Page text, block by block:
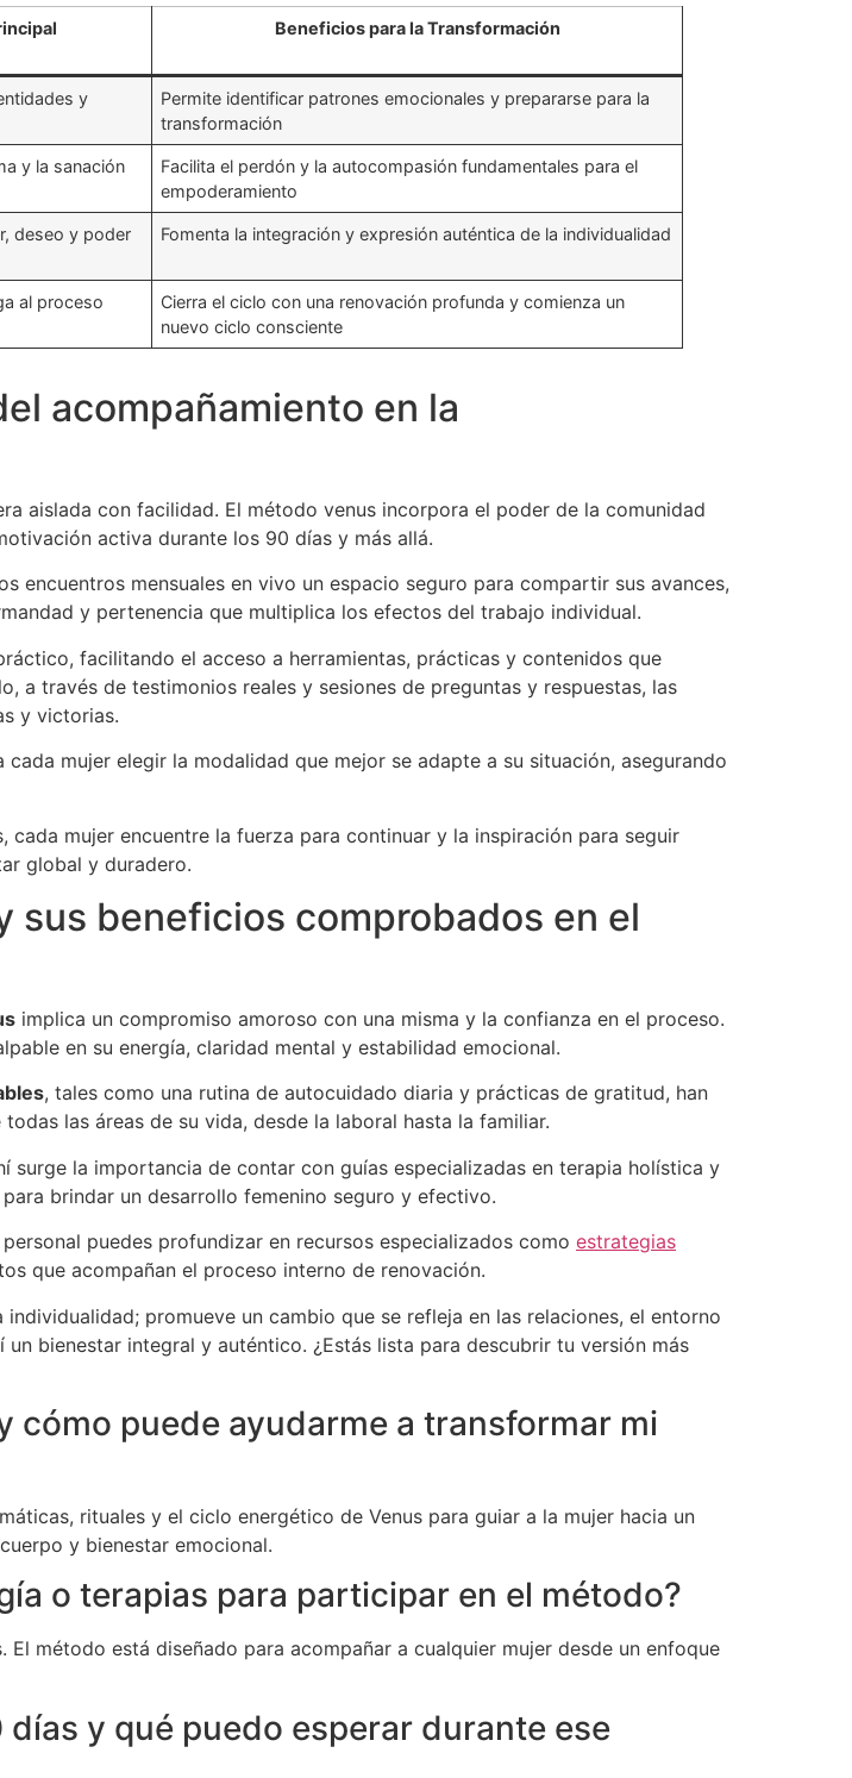
Beneficios para la Transformación
y
Permite identificar patrones emocionales y prepararse para la
transformación
y la sanación
Facilita el perdón y la autocompasión fundamentales para el
empoderamiento
deseo y poder
Fomenta la integración y expresión auténtica de la individualidad
al proceso
Cierra el ciclo con una renovación profunda y comienza un
nuevo ciclo consciente
acompañamiento en la
aislada con facilidad. El método venus incorpora el poder de la comunidad
activa durante los 90 días y más allá.
encuentros mensuales en vivo un espacio seguro para compartir sus avances,
y pertenencia que multiplica los efectos del trabajo individual.
facilitando el acceso a herramientas, prácticas y contenidos que
a través de testimonios reales y sesiones de preguntas y respuestas, las
y victorias.
mujer elegir la modalidad que mejor se adapte a su situación, asegurando
mujer encuentre la fuerza para continuar y la inspiración para seguir
global y duradero.
sus beneficios comprobados en el
implica un compromiso amoroso con una misma y la confianza en el proceso.
en su energía, claridad mental y estabilidad emocional.
, tales como una rutina de autocuidado diaria y prácticas de gratitud, han
las áreas de su vida, desde la laboral hasta la familiar.
surge la importancia de contar con guías especializadas en terapia holística y
brindar un desarrollo femenino seguro y efectivo.
puedes profundizar en recursos especializados como estrategias
que acompañan el proceso interno de renovación.
promueve un cambio que se refleja en las relaciones, el entorno
bienestar integral y auténtico. ¿Estás lista para descubrir tu versión más
cómo puede ayudarme a transformar mi
rituales y el ciclo energético de Venus para guiar a la mujer hacia un
y bienestar emocional.
o terapias para participar en el método?
método está diseñado para acompañar a cualquier mujer desde un enfoque
y qué puedo esperar durante ese